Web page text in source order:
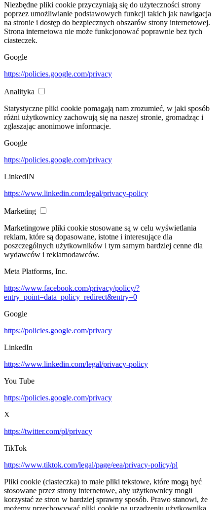
Niezbędne pliki cookie przyczyniają się do użyteczności strony
poprzez umożliwianie podstawowych funkcji takich jak nawigacja
na stronie i dostęp do bezpiecznych obszarów strony internetowej.
Strona internetowa nie może funkcjonować poprawnie bez tych
ciasteczek.
Google
https://policies.google.com/privacy
Analityka
Statystyczne pliki cookie pomagają nam zrozumieć, w jaki sposób
różni użytkownicy zachowują się na naszej stronie, gromadząc i
zgłaszając anonimowe informacje.
Google
https://policies.google.com/privacy
LinkedIN
https://www.linkedin.com/legal/privacy-policy
Marketing
Marketingowe pliki cookie stosowane są w celu wyświetlania
reklam, które są dopasowane, istotne i interesujące dla
poszczególnych użytkowników i tym samym bardziej cenne dla
wydawców i reklamodawców.
Meta Platforms, Inc.
https://www.facebook.com/privacy/policy/?
entry_point=data_policy_redirect&entry=0
Google
https://policies.google.com/privacy
LinkedIn
https://www.linkedin.com/legal/privacy-policy
You Tube
https://policies.google.com/privacy
X
https://twitter.com/pl/privacy
TikTok
https://www.tiktok.com/legal/page/eea/privacy-policy/pl
Pliki cookie (ciasteczka) to małe pliki tekstowe, które mogą być
stosowane przez strony internetowe, aby użytkownicy mogli
korzystać ze stron w bardziej sprawny sposób. Prawo stanowi, że
możemy przechowywać pliki cookie na urządzeniu użytkownika,